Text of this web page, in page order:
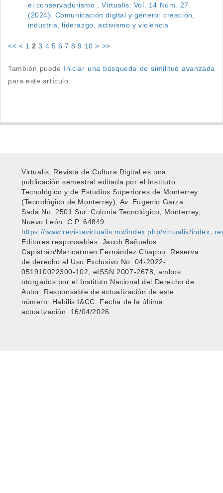
el conservadurismo
,Virtualis: Vol. 14 Núm. 27
(2024): Comunicación digital y género: creación,
industria, liderazgo, activismo y violencia
<< < 1 2 3 4 5 6 7 8 9 10 > >>
También puede Iniciar una búsqueda de similitud avanzada
para este artículo.
Virtualis, Revista de Cultura Digital es una
publicación semestral editada por el Instituto
Tecnológico y de Estudios Superiores de Monterrey
(Tecnológico de Monterrey), Av. Eugenio Garza
Sada No. 2501 Sur. Colonia Tecnológico, Monterrey,
Nuevo León. C.P. 64849
https://www.revistavirtualis.mx/index.php/virtualis/index;
Editores responsables: Jacob Bañuelos
Capistrán/Maricarmen Fernández Chapou. Reserva
de derecho al Uso Exclusivo No. 04-2022-
051910022300-102, eISSN 2007-2678, ambos
otorgados por el Instituto Nacional del Derecho de
Autor. Responsable de actualización de este
número: Habilis I&CC. Fecha de la última
actualización: 16/04/2026.